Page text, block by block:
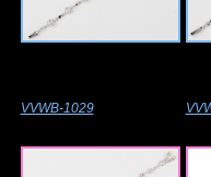
VVWB-1029